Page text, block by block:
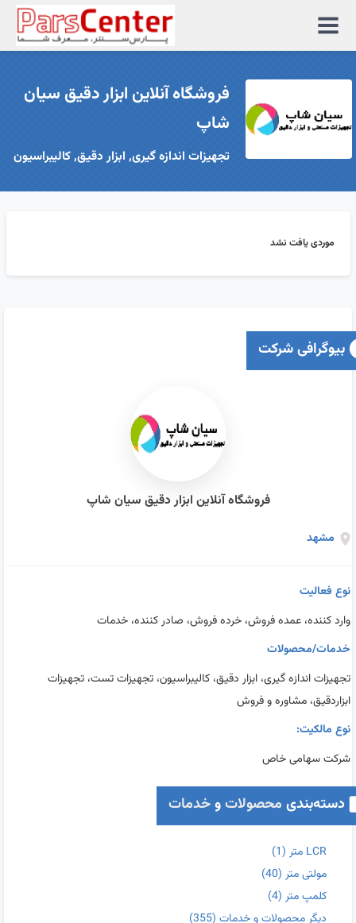
منوی
سایت
فروشگاه آنلاین ابزار دقیق سیان
شاپ
تجهیزات اندازه گیری, ابزار دقیق, کالیبراسیون
موردی یافت نشد
بیوگرافی شرکت
فروشگاه آنلاین ابزار دقیق سیان شاپ
مشهد
نوع فعالیت
وارد کننده، عمده فروش، خرده فروش، صادر کننده، خدمات
خدمات/محصولات
تجهیزات اندازه گیری، ابزار دقیق، کالیبراسیون، تجهیزات تست، تجهیزات
ابزاردقیق، مشاوره و فروش
نوع مالکیت:
شرکت سهامی خاص
دسته‌بندی محصولاتوخدمات
LCR متر
(1)
مولتی متر (40)
کلمپ متر (4)
دیگر محصولات و خدمات (355)